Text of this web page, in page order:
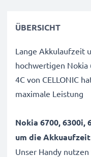
ÜBERSICHT
Lange Akkulaufzeit
hochwertigen Nokia
4C von CELLONIC
maximale Leistung
Nokia 6700, 6300i,
um die
Unser Handy